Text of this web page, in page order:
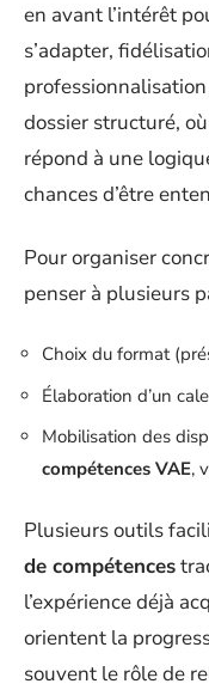
en avant l’intérêt
s’adapter,
dossier structuré,
répond à une
chances d’être
Pour organiser
penser à plusieurs
Choix du format
Élaboration d’un
Mobilisation des
compétences VAE,
Plusieurs outils
de compétences
l’expérience déjà
orientent la
souvent le rôle de